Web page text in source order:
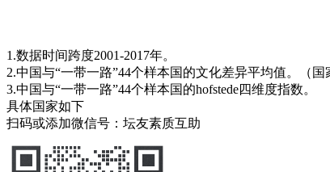
1.数据时间跨度2001-2017年。
2.中国与“一带一路”44个样本国的文化差异平均值。（国
3.中国与“一带一路”44个样本国的hofstede四维度指数。
具体国家如下
扫码或添加微信号：坛友素质互助